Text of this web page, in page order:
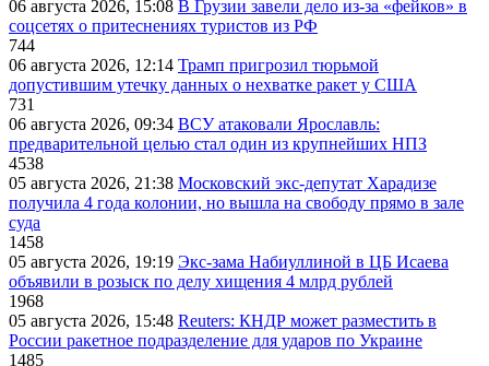
06 августа 2026, 15:08 В Грузии завели дело из-за «фейков» в
соцсетях о притеснениях туристов из РФ
744
06 августа 2026, 12:14 Трамп пригрозил тюрьмой
допустившим утечку данных о нехватке ракет у США
731
06 августа 2026, 09:34 ВСУ атаковали Ярославль:
предварительной целью стал один из крупнейших НПЗ
4538
05 августа 2026, 21:38 Московский экс-депутат Харадизе
получила 4 года колонии, но вышла на свободу прямо в зале
суда
1458
05 августа 2026, 19:19 Экс-зама Набиуллиной в ЦБ Исаева
объявили в розыск по делу хищения 4 млрд рублей
1968
05 августа 2026, 15:48 Reuters: КНДР может разместить в
России ракетное подразделение для ударов по Украине
1485